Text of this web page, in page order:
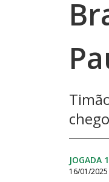
JOGADA
16/01/